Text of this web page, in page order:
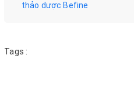
thảo dược Befine
Tags :